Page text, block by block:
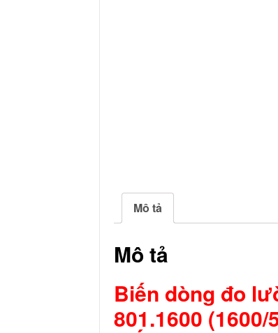
Mô tả
Mô tả
Biến dòng đo
801.1600